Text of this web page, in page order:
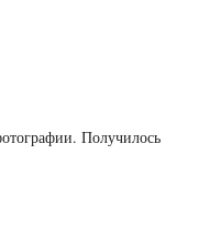
Получилось